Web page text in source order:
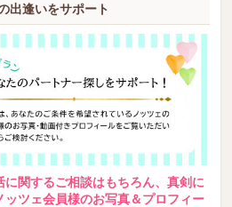
出逢いをサポート
に関するご相談はもちろん、真剣に
ツェ会員様のお写真＆プロフィー